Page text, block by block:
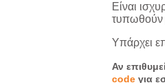
Είναι
τυπωθούν
Υπάρχει
Αν
code για